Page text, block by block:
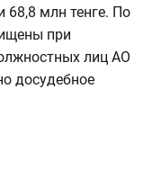
68,8 млн тенге. По
при
лиц АО
досудебное